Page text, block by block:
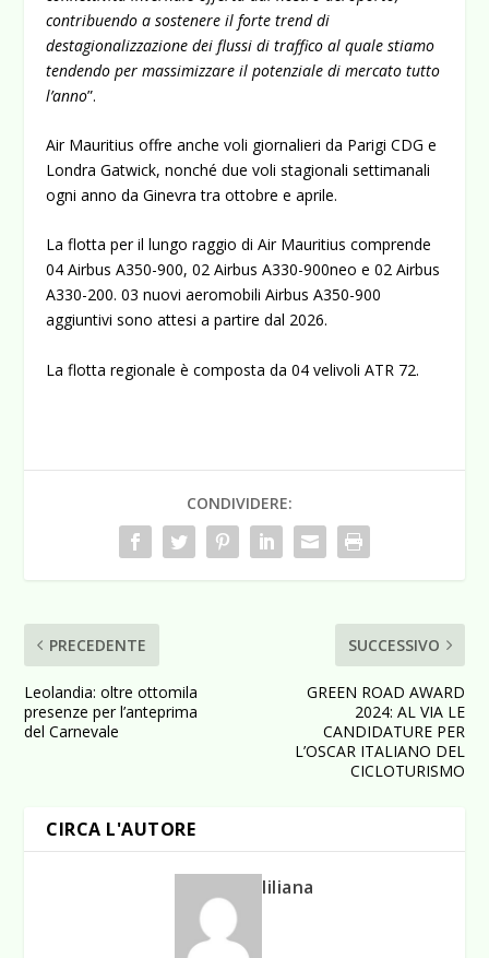
contribuendo a sostenere il forte trend di
destagionalizzazione dei flussi di traffico al quale stiamo
tendendo per massimizzare il potenziale di mercato tutto
l’anno”.
Air Mauritius offre anche voli giornalieri da Parigi CDG e
Londra Gatwick, nonché due voli stagionali settimanali
ogni anno da Ginevra tra ottobre e aprile.
La flotta per il lungo raggio di Air Mauritius comprende
04 Airbus A350-900, 02 Airbus A330-900neo e 02 Airbus
A330-200. 03 nuovi aeromobili Airbus A350-900
aggiuntivi sono attesi a partire dal 2026.
La flotta regionale è composta da 04 velivoli ATR 72.
CONDIVIDERE:
PRECEDENTE
Leolandia: oltre ottomila
presenze per l’anteprima
del Carnevale
SUCCESSIVO
GREEN ROAD AWARD
2024: AL VIA LE
CANDIDATURE PER
L’OSCAR ITALIANO DEL
CICLOTURISMO
CIRCA L'AUTORE
liliana